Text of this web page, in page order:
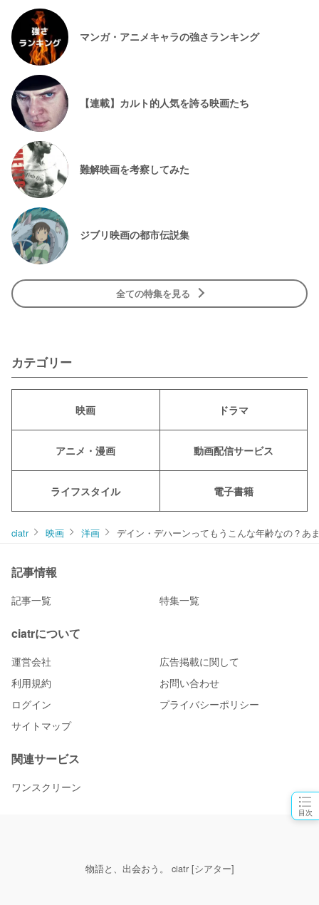
目次
マンガ・アニメキャラの強さランキング
【連載】カルト的人気を誇る映画たち
難解映画を考察してみた
ジブリ映画の都市伝説集
全ての特集を見る
カテゴリー
映画 ドラマ
アニメ・漫画 動画配信サービス
ライフスタイル 電子書籍
ciatr 映画 洋画 デイン・デハーンってもうこんな年齢なの？あ
記事情報
記事一覧 特集一覧
ciatrについて
運営会社
広告掲載に関して
利用規約
お問い合わせ
ログイン
プライバシーポリシー
サイトマップ
関連サービス
ワンスクリーン
物語と、出会おう。 ciatr [シアター]